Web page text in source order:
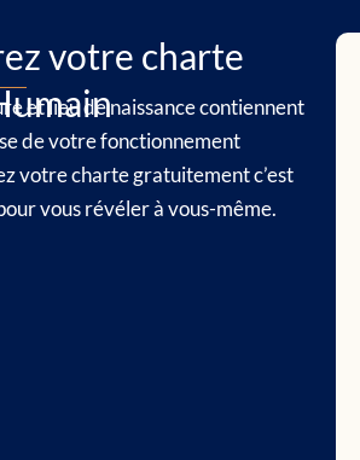
votre charte
et lieu de naissance contiennent
de votre fonctionnement
votre charte gratuitement c’est
vous révéler à vous-même.